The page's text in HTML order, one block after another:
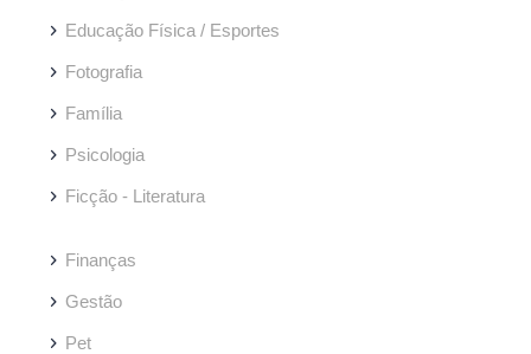
Educação Física / Esportes
Fotografia
Família
Psicologia
Ficção - Literatura
Finanças
Gestão
Pet